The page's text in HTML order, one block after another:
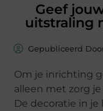
Geef
uitstraling
Gepubliceerd
Om je inrichting
alleen met zorg
De decoratie in